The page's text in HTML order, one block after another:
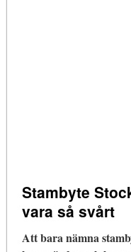
Stambyte
vara så svårt
Att bara nämna